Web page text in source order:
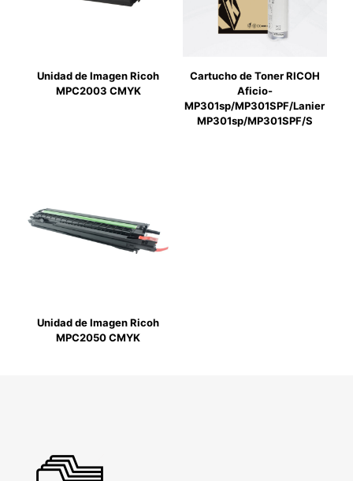
Unidad de Imagen Ricoh
MPC2003 CMYK
Cartucho de Toner RICOH
Aficio-
MP301sp/MP301SPF/Lanier
MP301sp/MP301SPF/S
Unidad de Imagen Ricoh
MPC2050 CMYK